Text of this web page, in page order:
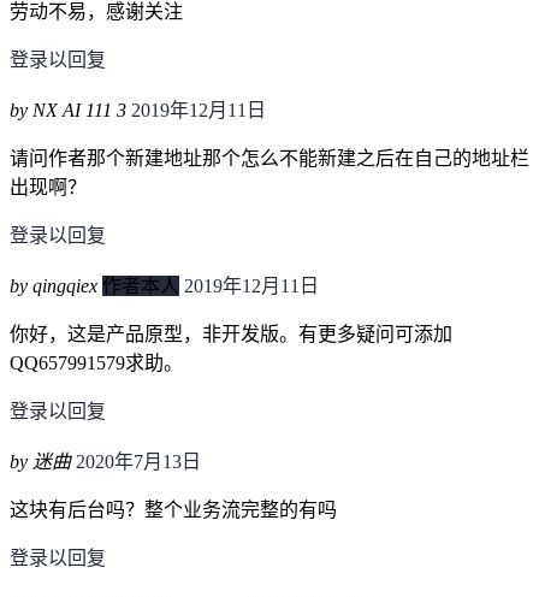
劳动不易，感谢关注
登录以回复
by NX AI 111 3 2019年12月11日
请问作者那个新建地址那个怎么不能新建之后在自己的地址栏
出现啊？
登录以回复
by qingqiex 作者本人 2019年12月11日
你好，这是产品原型，非开发版。有更多疑问可添加
QQ657991579求助。
登录以回复
by 迷曲 2020年7月13日
这块有后台吗？整个业务流完整的有吗
登录以回复